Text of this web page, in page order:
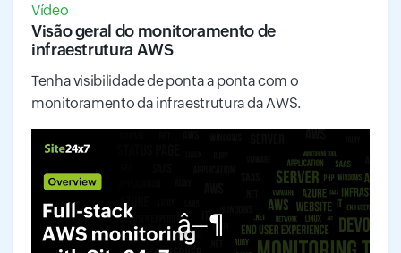
Vídeo
Visão geral do monitoramento de
infraestrutura AWS
Tenha visibilidade de ponta a ponta com o
monitoramento da infraestrutura da AWS.
â–¶